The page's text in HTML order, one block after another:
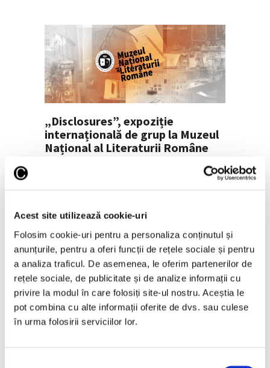
Acest site utilizează cookie-uri
Folosim cookie-uri pentru a personaliza conținutul și
anunțurile, pentru a oferi funcții de rețele sociale și pentru
a analiza traficul. De asemenea, le oferim partenerilor de
rețele sociale, de publicitate și de analize informații cu
privire la modul în care folosiți site-ul nostru. Aceștia le
pot combina cu alte informații oferite de dvs. sau culese
în urma folosirii serviciilor lor.
„Disclosures”, expoziție
internațională de grup la Muzeul
Național al Literaturii Române
Articole recente
Reinterpretare
contemporană a operei
lui Brâncuși, în expoziție
de artă urbană la
Belgrad